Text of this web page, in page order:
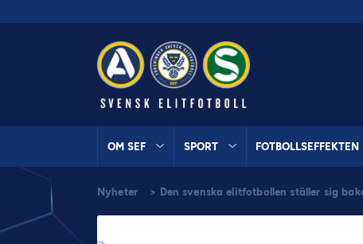
OM SEF SPORT FOTBOLLSEFFEKTEN
Nyheter > Den svenska elitfotbollen ställer sig